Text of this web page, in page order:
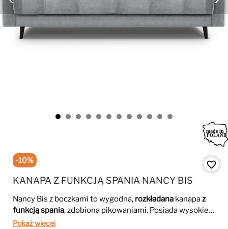
-10%
KANAPA Z FUNKCJĄ SPANIA NANCY BIS
Nancy Bis z boczkami to wygodna, rozkładana kanapaz
funkcją spania, zdobiona pikowaniami. Posiada wysokie
nóżki oraz przyjemną w dotyku tkaninę
Pokaż więcej
favorite_border